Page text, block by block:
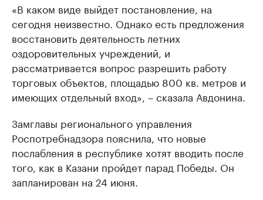
«В каком виде выйдет постановление, на
сегодня неизвестно. Однако есть предложения
восстановить деятельность летних
оздоровительных учреждений, и
рассматривается вопрос разрешить работу
торговых объектов, площадью 800 кв. метров и
имеющих отдельный вход», – сказала Авдонина.
Замглавы регионального управления
Роспотребнадзора пояснила, что новые
послабления в республике хотят вводить после
того, как в Казани пройдет парад Победы. Он
запланирован на 24 июня.